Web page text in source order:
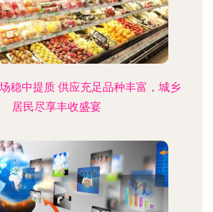
稳中提质 供应充足品种丰富，城乡
居民尽享丰收盛宴